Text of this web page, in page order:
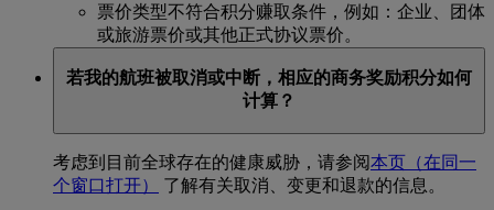
票价类型不符合积分赚取条件，例如：企业、团体
或旅游票价或其他正式协议票价。
若我的航班被取消或中断，相应的商务奖励积分如何
计算？
考虑到目前全球存在的健康威胁，请参阅本页 （在同一
个窗口打开）
了解有关取消、变更和退款的信息。